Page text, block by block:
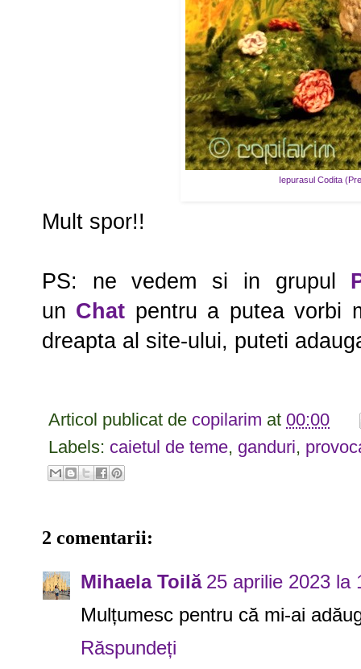
Iepurasul Codita
Mult spor!!
PS: ne vedem si in grupul
un Chat pentru a putea vorbi
dreapta al site-ului, puteti
Articol publicat de copilarim at 00:00
Labels: caietul de teme, ganduri,
2 comentarii:
Mihaela Toilă 25 aprilie 2023 la
Mulțumesc pentru că mi-ai
Răspundeți